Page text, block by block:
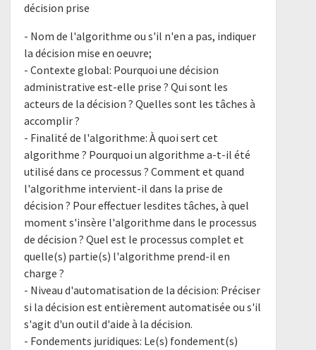
décision prise
- Nom de l'algorithme ou s'il n'en a pas, indiquer
la décision mise en oeuvre;
- Contexte global: Pourquoi une décision
administrative est-elle prise ? Qui sont les
acteurs de la décision ? Quelles sont les tâches à
accomplir ?
- Finalité de l'algorithme: À quoi sert cet
algorithme ? Pourquoi un algorithme a-t-il été
utilisé dans ce processus ? Comment et quand
l'algorithme intervient-il dans la prise de
décision ? Pour effectuer lesdites tâches, à quel
moment s'insère l'algorithme dans le processus
de décision ? Quel est le processus complet et
quelle(s) partie(s) l'algorithme prend-il en
charge ?
- Niveau d'automatisation de la décision: Préciser
si la décision est entièrement automatisée ou s'il
s'agit d'un outil d'aide à la décision.
- Fondements juridiques: Le(s) fondement(s)